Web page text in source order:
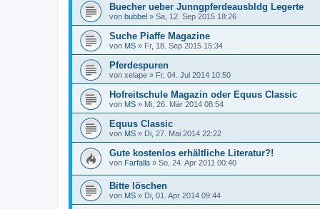
Buecher ueber Junngpferdeausbldg Legerte
von bubbel » Sa, 12. Sep 2015 18:26
Suche Piaffe Magazine
von MS » Fr, 18. Sep 2015 15:34
Pferdespuren
von xelape » Fr, 04. Jul 2014 10:50
Hofreitschule Magazin oder Equus Classic
von MS » Mi, 26. Mär 2014 08:54
Equus Classic
von MS » Di, 27. Mai 2014 22:22
Gute kostenlos erhältliche Literatur?!
von Farfalla » So, 24. Apr 2011 00:40
Bitte löschen
von MS » Di, 01. Apr 2014 09:44